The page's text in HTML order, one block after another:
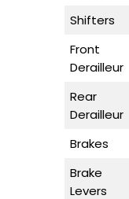
Shifters
Front
Derailleur
Rear
Derailleur
Brakes
Brake
Levers